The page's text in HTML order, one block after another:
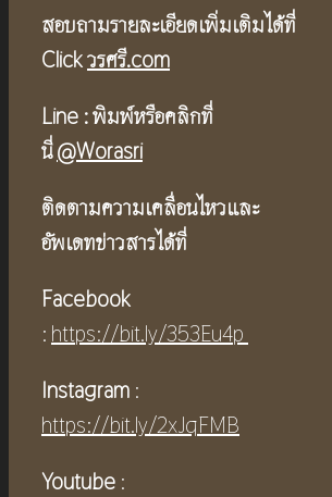
สอบถามรายละเอียดเพิ่มเติมได้ที่
Clickวรศรี.com
Line :พิมพ์หรือคลิกที่
นี่@Worasri
ติดตามความเคลื่อนไหวและ
อัพเดทข่าวสารได้ที่
Facebook
: https://bit.ly/353Eu4p
Instagram :
https://bit.ly/2xJqFMB
Youtube :